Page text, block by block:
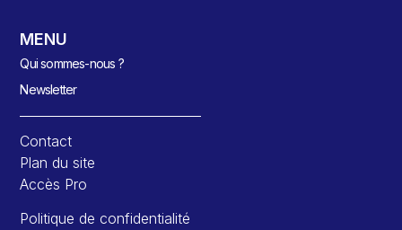
MENU
Qui sommes-nous ?
Newsletter
Contact
Plan du site
Accès Pro
Politique de confidentialité